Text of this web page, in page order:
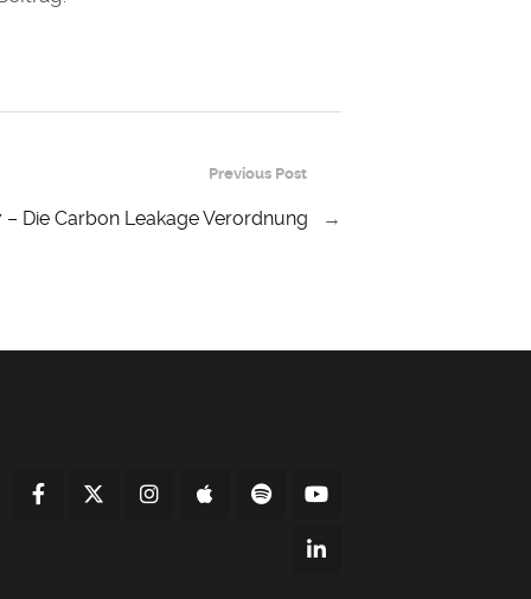
Previous Post
– Die Carbon Leakage Verordnung →